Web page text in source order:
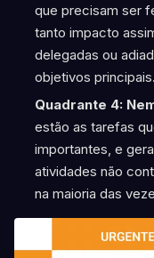
que precisam ser
tanto impacto
delegadas ou
objetivos principais.
Quadrante 4:
estão as tarefas
importantes, e
atividades não
na maioria das